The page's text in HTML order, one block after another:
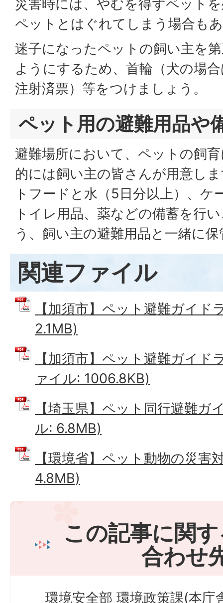
災害時には、やむを得ずペット
ペットとはぐれてしまう場合も
迷子になったペットの飼い主を
ようにするため、首輪（犬の場
注射済票）等をつけましょう。
ペット用の避難用品や
避難場所において、ペットの飼
的には飼い主の皆さんが用意し
トフードと水（5日分以上）、ケ
トイレ用品、薬などの備蓄を行
う、飼い主の避難用品と一緒に
関連ファイル
【加須市】ペット避難ガイド
2.1MB)
【加須市】ペット避難ガイド
ァイル: 1006.8KB)
【埼玉県】ペット同行避難
ル: 6.8MB)
【環境省】ペット動物の災害
4.8MB)
この記事に関
合わせ
環境安全部 環境政策課(本庁